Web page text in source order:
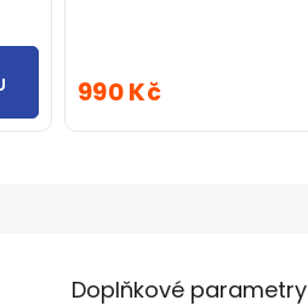
990 Kč
Doplňkové parametry